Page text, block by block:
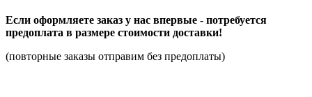
Если оформляете заказ у нас впервые - потребуется
предоплата в размере стоимости доставки!
(повторные заказы отправим без предоплаты)